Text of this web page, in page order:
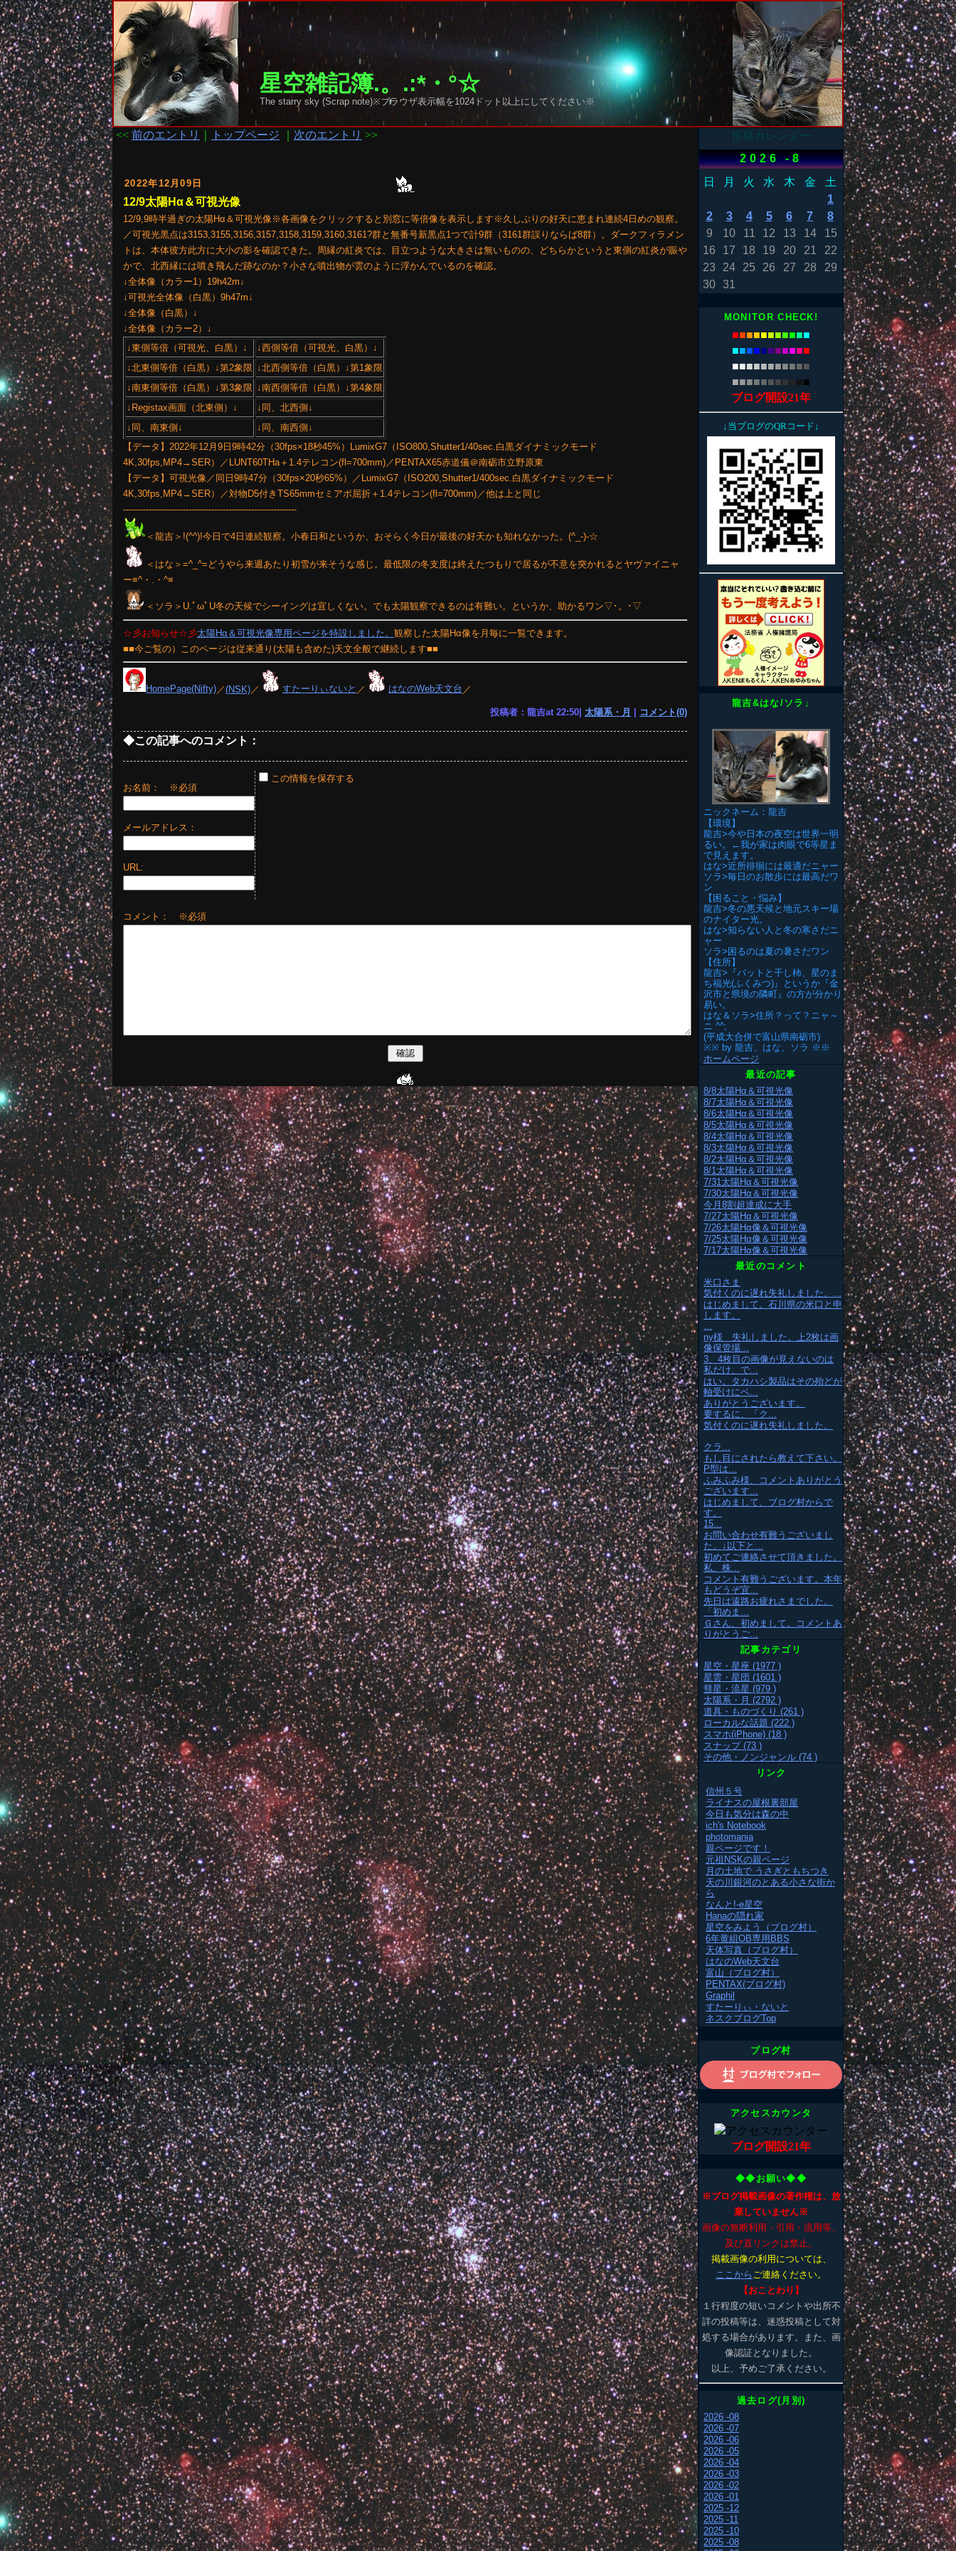
星空雑記簿.。.:*・°☆
The starry sky (Scrap note)※ブラウザ表示幅を1024ドット以上にしてください※
<< 前のエントリ トップページ 次のエントリ >>
2022年12月09日
12/9太陽Hα＆可視光像
12/9,9時半過ぎの太陽Hα＆可視光像※各画像をクリックすると別窓に等倍像を表示します※久しぶりの好天に恵まれ連続4日めの観察。
／可視光黒点は3153,3155,3156,3157,3158,3159,3160,3161?群と無番号新黒点1つで計9群（3161群誤りならば8群）。ダークフィラメン
トは、本体彼方此方に大小の影を確認できた。周縁の紅炎では、目立つような大きさは無いものの、どちらかというと東側の紅炎が賑や
かで、北西縁には噴き飛んだ跡なのか？小さな噴出物が雲のように浮かんでいるのを確認。
↓全体像（カラー1）19h42m↓
↓可視光全体像（白黒）9h47m↓
↓全体像（白黒）↓
↓全体像（カラー2）↓
↓東側等倍（可視光、白黒）↓
↓西側等倍（可視光、白黒）↓
↓北東側等倍（白黒）↓第2象限 ↓北西側等倍（白黒）↓第1象限
↓南東側等倍（白黒）↓第3象限 ↓南西側等倍（白黒）↓第4象限
↓Registax画面（北東側）↓
↓同、北西側↓
↓同、南東側↓
↓同、南西側↓
【データ】2022年12月9日9時42分（30fps×18秒45%）LumixG7（ISO800,Shutter1/40sec.白黒ダイナミックモード
4K,30fps,MP4→SER）／LUNT60THa＋1.4テレコン(fl=700mm)／PENTAX65赤道儀＠南砺市立野原東
【データ】可視光像／同日9時47分（30fps×20秒65%）／LumixG7（ISO200,Shutter1/400sec.白黒ダイナミックモード
4K,30fps,MP4→SER）／対物D5付きTS65mmセミアポ屈折＋1.4テレコン(fl=700mm)／他は上と同じ
-------------------------------------------------------------
＜龍吉＞!(^^)!今日で4日連続観察。小春日和というか、おそらく今日が最後の好天かも知れなかった。(^_-)-☆
＜はな＞=^_^=どうやら来週あたり初雪が来そうな感じ。最低限の冬支度は終えたつもりで居るが不意を突かれるとヤヴァイニャ
ー≡^・.・^≡
＜ソラ＞U.ﾟωﾟU冬の天候でシーイングは宜しくない。でも太陽観察できるのは有難い。というか、助かるワン▽･。･▽
☆彡お知らせ☆彡太陽Hα＆可視光像専用ページを特設しました。 観察した太陽Hα像を月毎に一覧できます。
■■今ご覧の）このページは従来通り(太陽も含めた)天文全般で継続します■■
HomePage(Nifty) ／(NSK) ／ すたーりぃないと ／ はなのWeb天文台 ／
投稿者：龍吉at 22:50| 太陽系・月 コメント(0)
◆この記事へのコメント：
お名前： ※必須
メールアドレス：
URL:
この情報を保存する
コメント： ※必須
投稿カレンダー
2026 -8
日
月 火 水 木 金
土
1
2
3 4 5 6 7
8
9
10 11 12 13 14
15
16
17 18 19 20 21
22
23
24 25 26 27 28
29
30 31
MONITOR CHECK!
■■■■■■■■■■■
■■■■■■■■■■■
■■■■■■■■■■■
■■■■■■■■ ■■
ブログ開設21年
↓当ブログのQRコード↓
龍吉&はな/ソラ↓
ニックネーム：龍吉
【環境】
龍吉>今や日本の夜空は世界一明
るい。←我が家は肉眼で6等星ま
で見えます。
はな>近所徘徊には最適だニャー
ソラ>毎日のお散歩には最高だワ
ン
【困ること・悩み】
龍吉>冬の悪天候と地元スキー場
のナイター光。
はな>知らない人と冬の寒さだニ
ャー
ソラ>困るのは夏の暑さだワン
【住所】
龍吉>『バットと干し柿、星のま
ち福光(ふくみつ)』というか『金
沢市と県境の隣町』の方が分かり
易い。
はな＆ソラ>住所？って？ニャ～
ニ ^^;
(平成大合併で富山県南砺市)
※※ by 龍吉、はな、ソラ ※※
ホームページ
最近の記事
8/8太陽Hα＆可視光像
8/7太陽Hα＆可視光像
8/6太陽Hα＆可視光像
8/5太陽Hα＆可視光像
8/4太陽Hα＆可視光像
8/3太陽Hα＆可視光像
8/2太陽Hα＆可視光像
8/1太陽Hα＆可視光像
7/31太陽Hα＆可視光像
7/30太陽Hα＆可視光像
今月8割超達成に大手
7/27太陽Hα＆可視光像
7/26太陽Hα像＆可視光像
7/25太陽Hα像＆可視光像
7/17太陽Hα像＆可視光像
最近のコメント
米口さま
気付くのに遅れ失礼しました。...
はじめまして。石川県の米口と申
します。
...
ny様 失礼しました。上2枚は画
像保管場...
3、4枚目の画像が見えないのは
私だけ、で...
はい。タカハシ製品はその殆どが
軸受けにベ...
ありがとうございます。
要するに、「ク...
気付くのに遅れ失礼しました。
クラ...
もし目にされたら教えて下さい。
P型は...
ふみふみ様、コメントありがとう
ございます...
はじめまして、ブログ村からで
す。
15...
お問い合わせ有難うございまし
た。↓以下と...
初めてご連絡させて頂きました。
私、株...
コメント有難うございます。本年
もどうぞ宜...
先日は遠路お疲れさまでした。
「初めま...
Ｇさん、初めまして。コメントあ
りがとうご...
記事カテゴリ
星空・星座 (1977 )
星雲・星団 (1601 )
彗星・流星 (979 )
太陽系・月 (2792 )
道具・ものづくり (261 )
ローカルな話題 (222 )
スマホ(iPhone) (18 )
スナップ (73 )
その他・ノンジャンル (74 )
リンク
信州５号
ライナスの屋根裏部屋
今日も気分は森の中
ich's Notebook
photomania
親ページです！
元祖NSKの親ページ
月の土地で うさぎともちつき
天の川銀河のとある小さな街か
ら
なんと!-e星空
Hanaの隠れ家
星空をみよう（ブログ村）
6年黄組OB専用BBS
天体写真（ブログ村）
はなのWeb天文台
富山（ブログ村）
PENTAX(ブログ村)
Graphil
すたーりぃ・ないと
ネスクブログTop
ブログ村
アクセスカウンタ
ブログ開設21年
◆◆お願い◆◆
※ブログ掲載画像の著作権は、放
棄していません※
画像の無断利用・引用・流用等、
及び直リンクは禁止。
掲載画像の利用については、
ここから ご連絡ください。
【おことわり】
１行程度の短いコメントや出所不
詳の投稿等は、迷惑投稿として対
処する場合があります。また、画
像認証となりました。
以上、予めご了承ください。
過去ログ(月別)
2026 -08
2026 -07
2026 -06
2026 -05
2026 -04
2026 -03
2026 -02
2026 -01
2025 -12
2025 -11
2025 -10
2025 -08